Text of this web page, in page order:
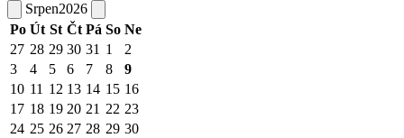
Srpen2026
Po Út St Čt Pá So Ne
27 28 29 30 31 1
2
3
4 5 6 7 8
9
10 11 12 13 14 15 16
17 18 19 20 21 22 23
24 25 26 27 28 29 30